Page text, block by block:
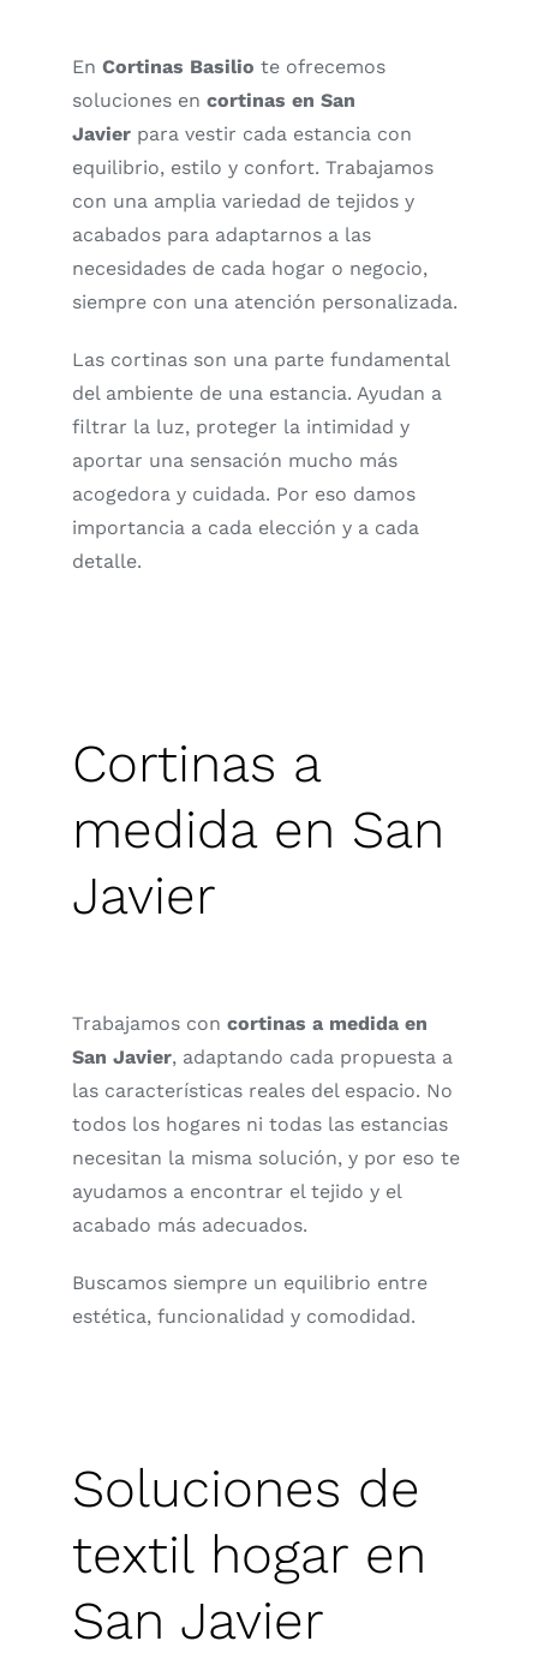
+34 968 470 224
En Cortinas Basilio te ofrecemos
soluciones en cortinas en San
Javierpara vestir cada estancia con
equilibrio, estilo y confort. Trabajamos
con una amplia variedad de tejidos y
acabados para adaptarnos a las
necesidades de cada hogar o negocio,
siempre con una atención personalizada.
Las cortinas son una parte fundamental
del ambiente de una estancia. Ayudan a
filtrar la luz, proteger la intimidad y
aportar una sensación mucho más
acogedora y cuidada. Por eso damos
importancia a cada elección y a cada
detalle.
Cortinas a
medida en San
Javier
Trabajamos con cortinas a medida en
San Javier, adaptando cada propuesta a
las características reales del espacio. No
todos los hogares ni todas las estancias
necesitan la misma solución, y por eso te
ayudamos a encontrar el tejido y el
acabado más adecuados.
Buscamos siempre un equilibrio entre
estética, funcionalidad y comodidad.
Soluciones de
textil hogar en
San Javier